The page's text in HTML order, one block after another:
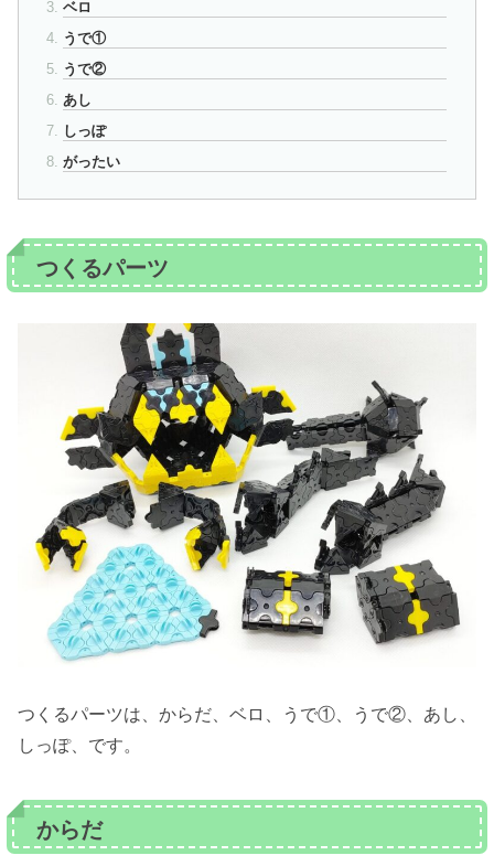
ベロ
うで①
うで②
あし
しっぽ
がったい
つくるパーツ
つくるパーツは、からだ、ベロ、うで①、うで②、あし、
しっぽ、です。
からだ